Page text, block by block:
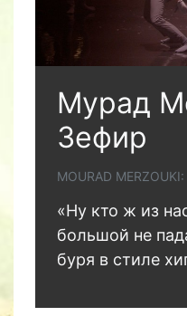
Мурад
Зефир
MOURAD MERZOUKI:
«Ну кто ж из
большой не
буря в стиле